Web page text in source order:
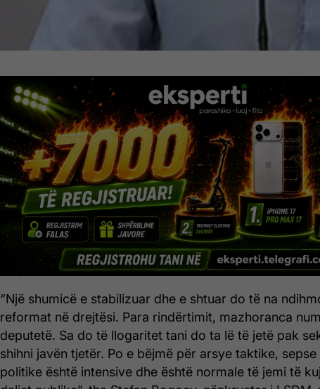
“Një shumicë e stabilizuar dhe e shtuar do të na
reformat në drejtësi. Para rindërtimit, mazhoranca
deputetë. Sa do të llogaritet tani do ta lë të jetë pak
shihni javën tjetër. Po e bëjmë për arsye taktike, sepse
politike është intensive dhe është normale të jemi të